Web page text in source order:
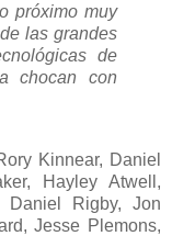
próximo muy
las grandes
de
chocan con
Kinnear, Daniel
Hayley Atwell,
Daniel Rigby, Jon
Jesse Plemons,